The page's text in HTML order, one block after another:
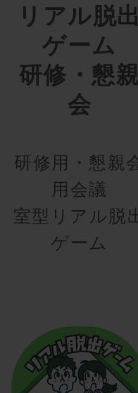
リアル脱
ゲーム
研修・懇
会
研修用・懇親
用会議
室型リアル脱
ゲーム